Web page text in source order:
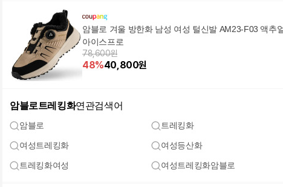
암블로 겨울 방한화 남성 여성 털신발 AM23-F03 액추
아이스프로
78,600원
48%40,800원
암블로트레킹화연관검색어
암블로 트레킹화
여성트레킹화 여성등산화
트레킹화여성 여성트레킹화암블로